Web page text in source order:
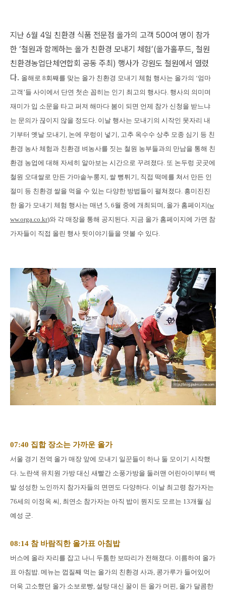
지난 6월 4일 친환경 식품 전문점 올가의 고객 500여 명이 참가
한 ‘철원과 함께하는 올가 친환경 모내기 체험’(올가홀푸드, 철원
친환경농업단체연합회 공동 주최) 행사가 강원도 철원에서 열렸
다. 올해로 8회째를 맞는 올가 친환경 모내기 체험 행사는 올가의 ‘엄마
고객’들 사이에서 단연 첫손 꼽히는 인기 최고의 행사다. 행사의 의미며
재미가 입 소문을 타고 퍼져 해마다 봄이 되면 언제 참가 신청을 받느냐
는 문의가 끊이지 않을 정도다. 이날 행사는 모내기의 시작인 못자리 내
기부터 옛날 모내기, 논에 우렁이 넣기, 고추 옥수수 상추 모종 심기 등 친
환경 농사 체험과 친환경 벼농사를 짓는 철원 농부들과의 만남을 통해 친
환경 농업에 대해 자세히 알아보는 시간으로 꾸려졌다. 또 논두렁 곳곳에
철원 오대쌀로 만든 가마솥누룽지, 쌀 뻥튀기, 직접 떡메를 쳐서 만든 인
절미 등 친환경 쌀을 먹을 수 있는 다양한 방법들이 펼쳐졌다. 흥미진진
한 올가 모내기 체험 행사는 매년 5, 6월 중에 개최되며, 올가 홈페이지(w
ww.orga.co.kr)와 각 매장을 통해 공지된다. 지금 올가 홈페이지에 가면 참
가자들이 직접 올린 행사 뒷이야기들을 엿볼 수 있다.
07:40 집합 장소는 가까운 올가
서울 경기 전역 올가 매장 앞에 모내기 일꾼들이 하나 둘 모이기 시작했
다. 노란색 유치원 가방 대신 새빨간 소풍가방을 둘러맨 어린아이부터 백
발 성성한 노인까지 참가자들의 면면도 다양하다. 이날 최고령 참가자는
76세의 이정옥 씨, 최연소 참가자는 아직 밥이 뭔지도 모르는 13개월 심
예성 군.
08:14 참 바람직한 올가표 아침밥
버스에 올라 자리를 잡고 나니 두툼한 보따리가 전해졌다. 이름하여 올가
표 아침밥. 메뉴는 껍질째 먹는 올가의 친환경 사과, 콩가루가 들어있어
더욱 고소했던 올가 소보로빵, 설탕 대신 꿀이 든 올가 머핀, 올가 달콤한